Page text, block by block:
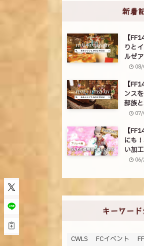
新着
【
りと
ルゼ
【
ンス
部族
【
にも
い加
キーワー
CWLS FCイベント